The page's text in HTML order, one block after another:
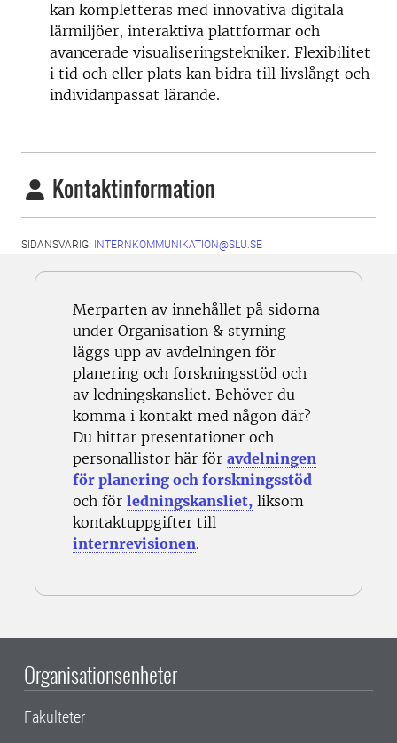
kan kompletteras med innovativa digitala
lärmiljöer, interaktiva plattformar och
avancerade visualiseringstekniker. Flexibilitet
i tid och eller plats kan bidra till livslångt och
individanpassat lärande.
Kontaktinformation
SIDANSVARIG: INTERNKOMMUNIKATION@SLU.SE
Merparten av innehållet på sidorna
under Organisation & styrning
läggs upp av avdelningen för
planering och forskningsstöd och
av ledningskansliet. Behöver du
komma i kontakt med någon där?
Du hittar presentationer och
personallistor här för avdelningen
för planering och forskningsstöd
och för ledningskansliet, liksom
kontaktuppgifter till
internrevisionen.
Organisationsenheter
Fakulteter